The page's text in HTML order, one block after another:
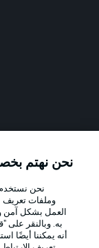
نحن نهتم
نحن نستخدم
وملفات تعريف
العمل بشكل آمن
به. وبالنقر على
أنه يمكننا أيضًا